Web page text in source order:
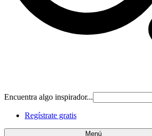
Encuentra algo inspirador...
Regístrate gratis
Menú